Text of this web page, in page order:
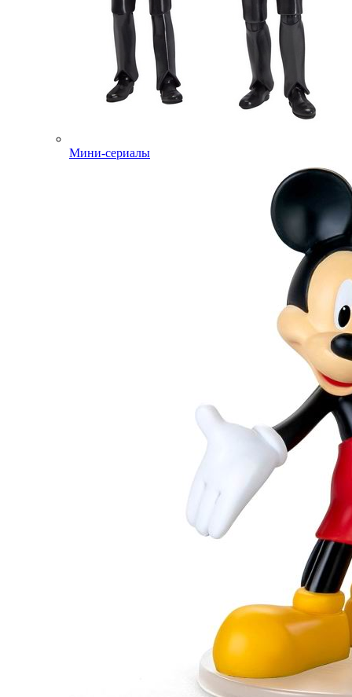
Мини-сериалы